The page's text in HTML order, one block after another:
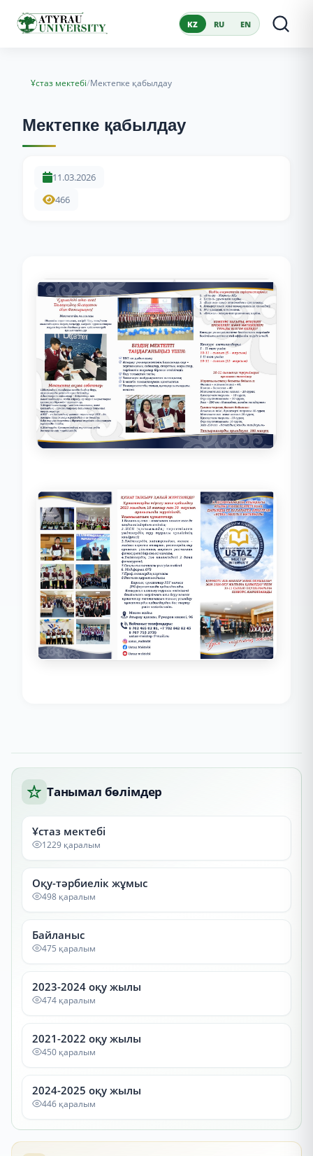
KZ RU EN
Ұстаз мектебі/Мектепке қабылдау
Мектепке қабылдау
11.03.2026
466
Танымал бөлімдер
Ұстаз мектебі
1229 қаралым
Оқу-тәрбиелік жұмыс
498 қаралым
Байланыс
475 қаралым
2023-2024 оқу жылы
474 қаралым
2021-2022 оқу жылы
450 қаралым
2024-2025 оқу жылы
446 қаралым